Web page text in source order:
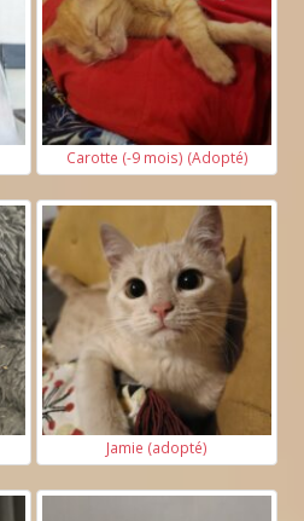
Carotte (-9 mois) (Adopté)
Jamie (adopté)